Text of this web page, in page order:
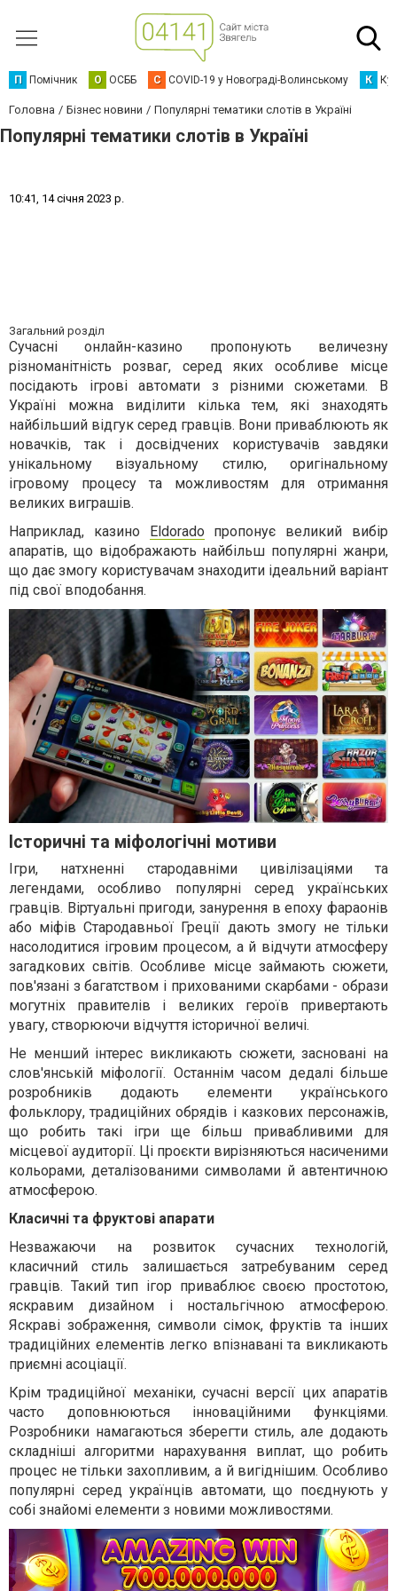
П Помічник О ОСББ C COVID-19 у Новограді-Волинському К
Головна Бізнес новини Популярні тематики слотів в Україні
Популярні тематики слотів в Україні
10:41, 14січня 2023 р.
Загальний розділ
Сучасні онлайн-казино пропонують величезну
різноманітність розваг, серед яких особливе місце
посідають ігрові автомати з різними сюжетами. В
Україні можна виділити кілька тем, які знаходять
найбільший відгук серед гравців. Вони приваблюють як
новачків, так і досвідчених користувачів завдяки
унікальному візуальному стилю, оригінальному
ігровому процесу та можливостям для отримання
великих виграшів.
Наприклад, казино Eldorado пропонує великий вибір
апаратів, що відображають найбільш популярні жанри,
що дає змогу користувачам знаходити ідеальний варіант
під свої вподобання.
Історичні та міфологічні мотиви
Ігри, натхненні стародавніми цивілізаціями та
легендами, особливо популярні серед українських
гравців. Віртуальні пригоди, занурення в епоху фараонів
або міфів Стародавньої Греції дають змогу не тільки
насолодитися ігровим процесом, а й відчути атмосферу
загадкових світів. Особливе місце займають сюжети,
пов'язані з багатством і прихованими скарбами - образи
могутніх правителів і великих героїв привертають
увагу, створюючи відчуття історичної величі.
Не менший інтерес викликають сюжети, засновані на
слов'янській міфології. Останнім часом дедалі більше
розробників додають елементи українського
фольклору, традиційних обрядів і казкових персонажів,
що робить такі ігри ще більш привабливими для
місцевої аудиторії. Ці проєкти вирізняються насиченими
кольорами, деталізованими символами й автентичною
атмосферою.
Класичні та фруктові апарати
Незважаючи на розвиток сучасних технологій,
класичний стиль залишається затребуваним серед
гравців. Такий тип ігор приваблює своєю простотою,
яскравим дизайном і ностальгічною атмосферою.
Яскраві зображення, символи сімок, фруктів та інших
традиційних елементів легко впізнавані та викликають
приємні асоціації.
Крім традиційної механіки, сучасні версії цих апаратів
часто доповнюються інноваційними функціями.
Розробники намагаються зберегти стиль, але додають
складніші алгоритми нарахування виплат, що робить
процес не тільки захопливим, а й вигіднішим. Особливо
популярні серед українців автомати, що поєднують у
собі знайомі елементи з новими можливостями.